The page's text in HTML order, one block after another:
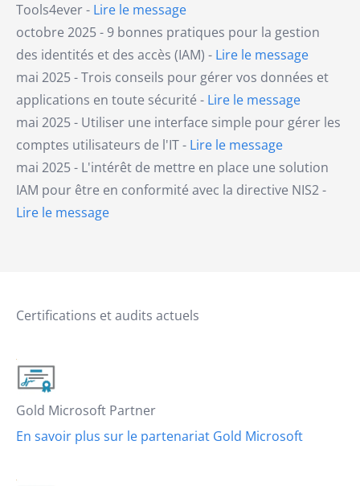
Tools4ever - Lire le message
octobre 2025 - 9 bonnes pratiques pour la gestion
des identités et des accès (IAM) - Lire le message
mai 2025 - Trois conseils pour gérer vos données et
applications en toute sécurité - Lire le message
mai 2025 - Utiliser une interface simple pour gérer les
comptes utilisateurs de l'IT - Lire le message
mai 2025 - L'intérêt de mettre en place une solution
IAM pour être en conformité avec la directive NIS2 -
Lire le message
Certifications et audits actuels
Gold Microsoft Partner
En savoir plus sur le partenariat Gold Microsoft